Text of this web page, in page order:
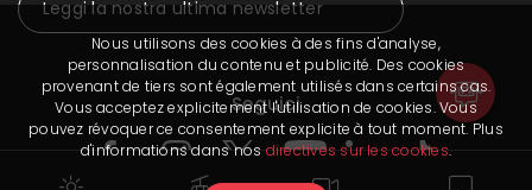
Leggi la nostra ultima newsletter
Seguici
Nous utilisons des cookies à des fins d'analyse,
personnalisation du contenu et publicité. Des cookies
provenant de tiers sont également utilisés dans certains cas.
Vous acceptez explicitement l'utilisation de cookies. Vous
pouvez révoquer ce consentement explicite à tout moment. Plus
d'informations dans nos directives sur les cookies.